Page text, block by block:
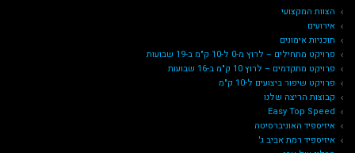
הצוות המקצועי
אירועים
תוכניות אימונים
פרויקט מתחילים – לרוץ מ-0 ל-10 ק"מ ב-19 שבועות
פרויקט מתקדמים – לרוץ 10 ק"מ ב-16 שבועות
פרויקט שיפור ביצועים ל-10 ק"מ
קבוצות הריצה שלנו
Easy Top Speed
איזיספיד האוניברסיטה
איזיספיד רמת אביב ג'